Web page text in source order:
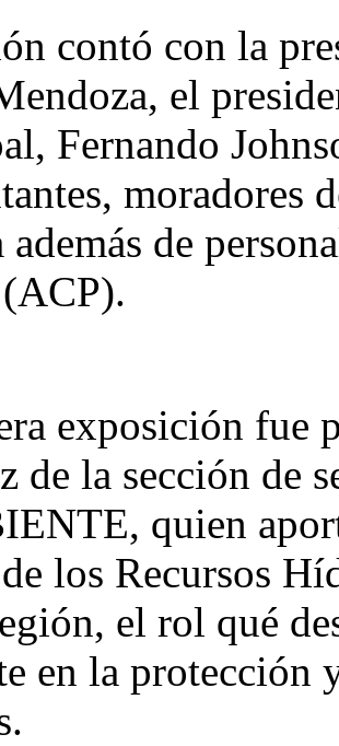
contó con la
el
Fernando
de
exposición fue
de la sección de
quien
los Recursos
el rol qué
en la protección